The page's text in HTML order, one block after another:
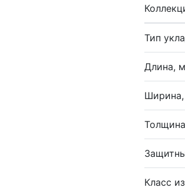
Тип
Длина,
Класс